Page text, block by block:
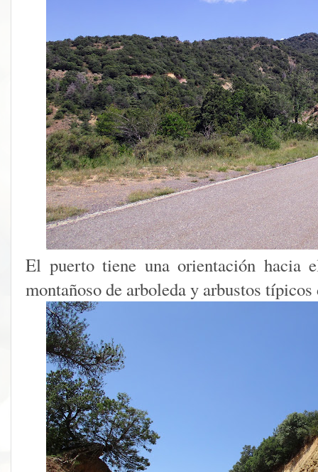
El puerto tiene una orientación hacia
montañoso de arboleda y arbustos